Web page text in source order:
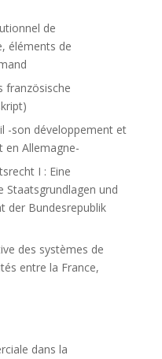
de
éléments de
französische
-son développement et
en Allemagne-
I : Eine
Staatsgrundlagen und
der Bundesrepublik
des systèmes de
entre la France,
dans la